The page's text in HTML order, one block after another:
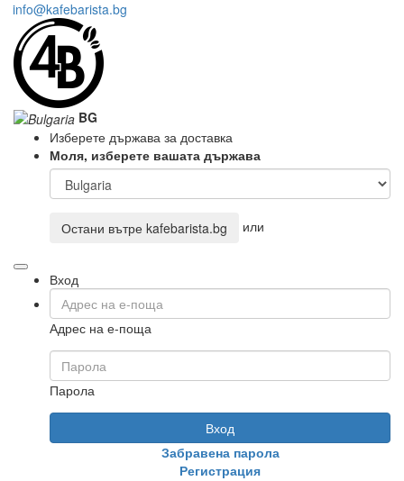
info@kafebarista.bg
BG
Изберете държава за доставка
Моля, изберете вашата държава
Остани вътре kafebarista.bg или
Вход
Адрес на е-поща
Парола
Вход
Забравена парола
Регистрация